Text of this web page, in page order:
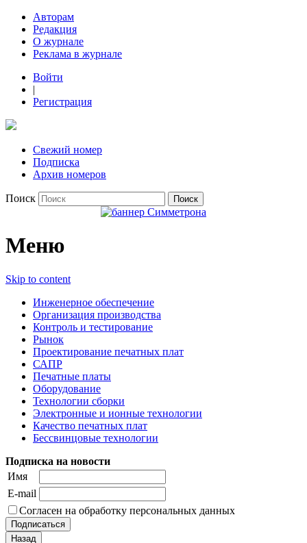
Авторам
Редакция
О журнале
Реклама в журнале
Войти
|
Регистрация
Свежий номер
Подписка
Архив номеров
Поиск
Меню
Skip to content
Инженерное обеспечение
Организация производства
Контроль и тестирование
Рынок
Проектирование печатных плат
САПР
Печатные платы
Оборудование
Технологии сборки
Электронные и ионные технологии
Качество печатных плат
Бессвинцовые технологии
Подписка на новости
Имя
E-mail
Согласен на обработку персональных данных